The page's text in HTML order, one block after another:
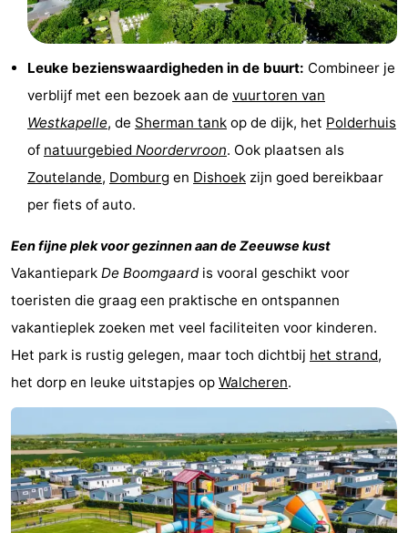
Schouwen
Nature
Oranjezon
Oostkapelle
-
Nature
de
Mantelingen
Domburg
Zoutelande
Nature
Walcherse
bos
-
Dishoek
-
Vlissingen
Middelburg
Zeeuws-
Nieuwvliet
-
Sluis
-
Cadzand
-
Leuke bezienswaardigheden in de buurt: Combineer je
verblijf met een bezoek aan de vuurtoren van
Westkapelle, de Sherman tank op de dijk, het Polderhuis
of natuurgebied Noordervroon. Ook plaatsen als
Zoutelande, Domburg en Dishoek zijn goed bereikbaar
per fiets of auto.
Een fijne plek voor gezinnen aan de Zeeuwse kust
Vakantiepark De Boomgaardis vooral geschikt voor
toeristen die graag een praktische en ontspannen
vakantieplek zoeken met veel faciliteiten voor kinderen.
Het park is rustig gelegen, maar toch dichtbij het strand,
het dorp en leuke uitstapjes op Walcheren.